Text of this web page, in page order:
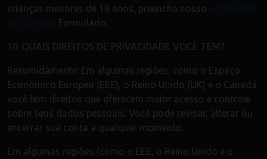
crianças menores de 18 anos, preencha nosso Formulário
de Contato Formulário.
10. QUAIS DIREITOS DE PRIVACIDADE VOCÊ TEM?
Resumidamente: Em algumas regiões, como o Espaço
Econômico Europeu (EEE), o Reino Unido (UK) e o Canadá,
você tem direitos que oferecem maior acesso e controle
sobre seus dados pessoais. Você pode revisar, alterar ou
encerrar sua conta a qualquer momento.
Em algumas regiões (como o EEE, o Reino Unido e o